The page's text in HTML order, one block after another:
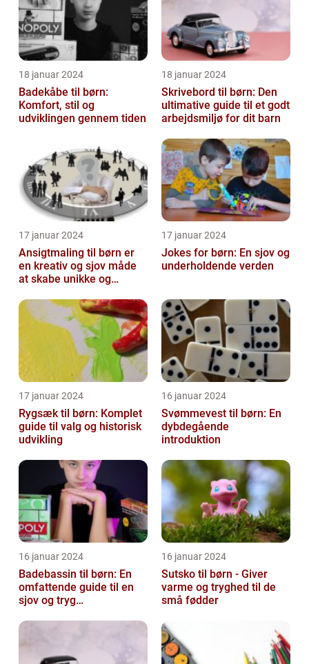
18 januar 2024
Badekåbe til børn:
Komfort, stil og
udviklingen gennem tiden
18 januar 2024
Skrivebord til børn: Den
ultimative guide til et godt
arbejdsmiljø for dit barn
17 januar 2024
Ansigtmaling til børn er
en kreativ og sjov måde
at skabe unikke og
17 januar 2024
Jokes for børn: En sjov og
underholdende verden
17 januar 2024
Rygsæk til børn: Komplet
guide til valg og historisk
udvikling
16 januar 2024
Svømmevest til børn: En
dybdegående
introduktion
16 januar 2024
Badebassin til børn: En
omfattende guide til en
sjov og tryg
16 januar 2024
Sutsko til børn - Giver
varme og tryghed til de
små fødder